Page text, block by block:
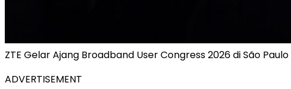
ZTE Gelar Ajang Broadband User Congress 2026 di São
ADVERTISEMENT